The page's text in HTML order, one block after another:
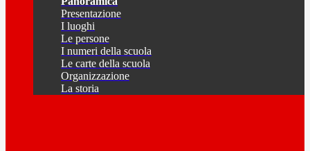
Presentazione
I luoghi
Le persone
I numeri della scuola
Le carte della scuola
Organizzazione
La storia